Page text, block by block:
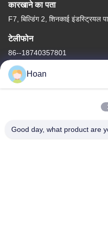
कारखाने का पता
F7, बिल्डिंग 2, शिनकाई इंडस्ट्रियल
टेलीफोन
86--18740357801
चीन अच्छी गुणवत्ता तार रस्सी कंपन
Xi'an Hoan Microwave
Hoan
Good day, what product are